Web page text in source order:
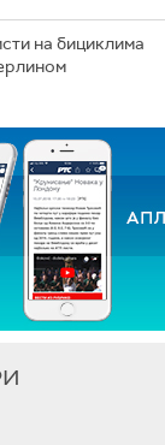
на бициклима